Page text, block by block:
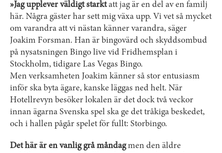
»Jag upplever väldigt starktatt jag är en del av en familj
här. Några gäster har sett mig växa upp. Vi vet så mycket
om varandra att vi nästan känner varandra, säger
Joakim Forsman. Han är bingovärd och skyddsombud
på nysatsningen Bingo live vid Fridhemsplan i
Stockholm, tidigare Las Vegas Bingo.
Men verksamheten Joakim känner så stor entusiasm
inför ska byta ägare, kanske läggas ned helt. När
Hotellrevyn besöker lokalen är det dock två veckor
innan ägarna Svenska spel ska ge det tråkiga beskedet,
och i hallen pågår spelet för fullt: Storbingo.
Det här är en vanlig grå måndagmen den äldre